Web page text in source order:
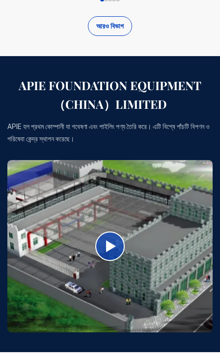
আরও বিভাগ
APIE FOUNDATION EQUIPMENT
（CHINA）LIMITED
APIE হল প্রথম কোম্পানী যা গবেষণা এবং পাইলিং পণ্য তৈরি করে। এটি বিশ্বে পাঁচটি বিপণন ও
পরিষেবা কেন্দ্র স্থাপন করেছে।